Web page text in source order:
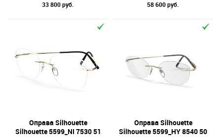
33 800 руб. 58 600 руб.
Оправа Silhouette
Silhouette 5599_NI 7530 51
Оправа Silhouette
Silhouette 5599_HY 8540 50